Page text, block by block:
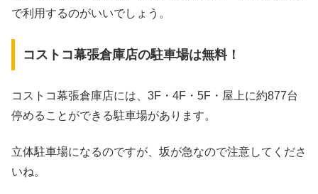
で利用するのがいいでしょう。
コストコ幕張倉庫店の駐車場は無料！
コストコ幕張倉庫店には、3F・4F・5F・屋上に約877台
停めることができる駐車場があります。
立体駐車場になるのですが、坂が急なので注意してくださ
いね。